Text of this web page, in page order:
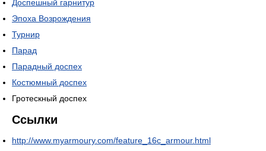
Доспешный гарнитур
Эпоха Возрождения
Турнир
Парад
Парадный доспех
Костюмный доспех
Гротескный доспех
Ссылки
http://www.myarmoury.com/feature_16c_armour.html